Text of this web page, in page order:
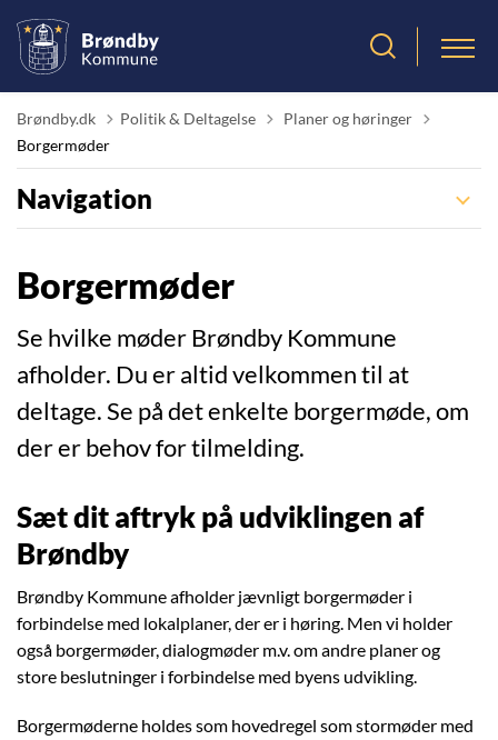
Brøndby.dk Politik & Deltagelse Tilbage til
Planer og høringer
Borgermøder
Navigation
Borgermøder
Se hvilke møder Brøndby Kommune
afholder. Du er altid velkommen til at
deltage. Se på det enkelte borgermøde, om
der er behov for tilmelding.
Sæt dit aftryk på udviklingen af
Brøndby
Brøndby Kommune afholder jævnligt borgermøder i
forbindelse med lokalplaner, der er i høring. Men vi holder
også borgermøder, dialogmøder m.v. om andre planer og
store beslutninger i forbindelse med byens udvikling.
Borgermøderne holdes som hovedregel som stormøder med